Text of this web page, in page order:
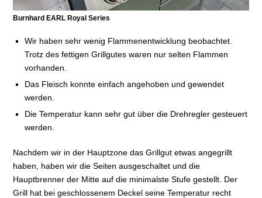
Burnhard EARL Royal Series
Wir haben sehr wenig Flammenentwicklung beobachtet.
Trotz des fettigen Grillgutes waren nur selten Flammen
vorhanden.
Das Fleisch konnte einfach angehoben und gewendet
werden.
Die Temperatur kann sehr gut über die Drehregler gesteuert
werden.
Nachdem wir in der Hauptzone das Grillgut etwas angegrillt
haben, haben wir die Seiten ausgeschaltet und die
Hauptbrenner der Mitte auf die minimalste Stufe gestellt. Der
Grill hat bei geschlossenem Deckel seine Temperatur recht